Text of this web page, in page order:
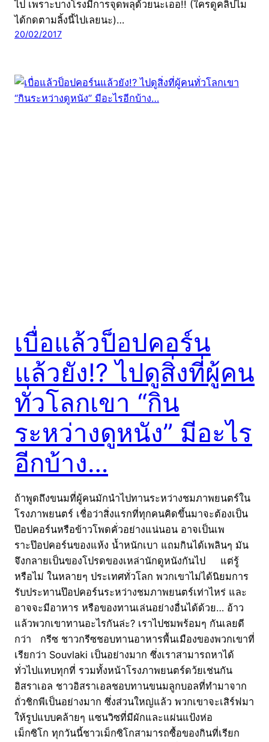
ไป เพราะบางโรงมีการจุดพลุด้วยนะเออ!! (ใครดูคลิปไม
ได้กดตามลิ้งนี้ไปเลยนะ)…
20/02/2017
เบื่อแล้วป็อปคอร์น
แล้วยัง!? ไปดูสิ่งที่ผู้คน
ทั่วโลกเขา “กิน
ระหว่างดูหนัง” มีอะไร
อีกบ้าง…
ถ้าพูดถึงขนมที่ผู้คนมักนำไปทานระหว่างชมภาพยนตร์ใน
โรงภาพยนตร์ เชื่อว่าสิ่งแรกที่ทุกคนคิดขึ้นมาจะต้องเป็น
ป๊อปคอร์นหรือข้าวโพดคั่วอย่างแน่นอน อาจเป็นเพ
ราะป๊อปคอร์นของแห้ง น้ำหนักเบา แถมกินได้เพลินๆ มัน
จึงกลายเป็นของโปรดของเหล่านักดูหนังกันไป แต่รู้
หรือไม่ ในหลายๆ ประเทศทั่วโลก พวกเขาไม่ได้นิยมการ
รับประทานป๊อปคอร์นระหว่างชมภาพยนตร์เท่าไหร่ และ
อาจจะมีอาหาร หรือของทานเล่นอย่างอื่นได้ด้วย… อ้าว
แล้วพวกเขาทานอะไรกันล่ะ? เราไปชมพร้อมๆ กันเลยดี
กว่า กรีซ ชาวกรีซชอบทานอาหารพื้นเมืองของพวกเขาที่
เรียกว่า Souvlaki เป็นอย่างมาก ซึ่งเราสามารถหาได้
ทั่วไปแทบทุกที่ รวมทั้งหน้าโรงภาพยนตร์ดว้ยเช่นกัน
อิสราเอล ชาวอิสราเอลชอบทานขนมลูกบอลที่ทำมาจาก
ถั่วชิกพีเป็นอย่างมาก ซึ่งส่วนใหญ่แล้ว พวกเขาจะเสิร์ฟมา
ให้รูปแบบคล้ายๆ แซนวิซที่มีผักและแผ่นแป้งห่อ
เม็กซิโก ทุกวันนี้ชาวเม็กซิโกสามารถซื้อของกินที่เรียก